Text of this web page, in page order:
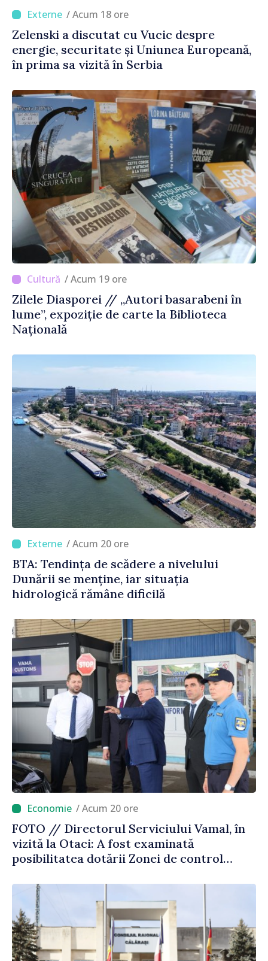
/ Acum 18 ore
Zelenski a discutat cu Vucic despre
energie, securitate și Uniunea Europeană,
în prima sa vizită în Serbia
/ Acum 19 ore
Zilele Diasporei // „Autori basarabeni în
lume”, expoziție de carte la Biblioteca
Națională
/ Acum 20 ore
BTA: Tendința de scădere a nivelului
Dunării se menține, iar situația
hidrologică rămâne dificilă
/ Acum 20 ore
FOTO // Directorul Serviciului Vamal, în
vizită la Otaci: A fost examinată
posibilitatea dotării Zonei de control